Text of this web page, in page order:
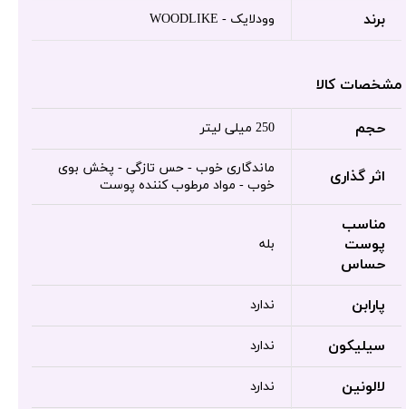
برند وودلایک - WOODLIKE
مشخصات کالا
حجم 250 میلی لیتر
اثر گذاری
ماندگاری خوب - حس تازگی - پخش بوی
خوب - مواد مرطوب کننده پوست
مناسب
پوست
حساس
بله
پارابن ندارد
سیلیکون ندارد
لالونین ندارد